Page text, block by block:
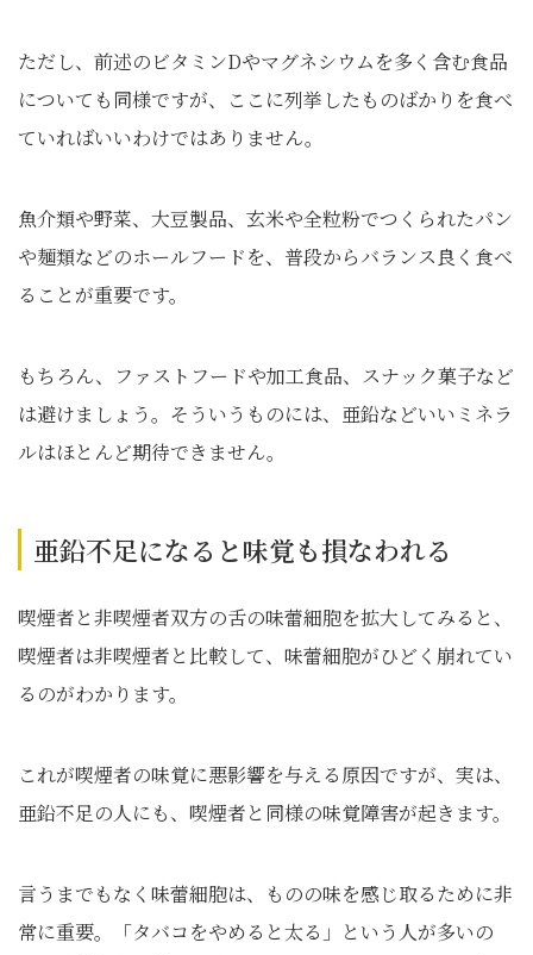
ただし、前述のビタミンDやマグネシウムを多く含む食品
についても同様ですが、ここに列挙したものばかりを食べ
ていればいいわけではありません。
魚介類や野菜、大豆製品、玄米や全粒粉でつくられたパン
や麺類などのホールフードを、普段からバランス良く食べ
ることが重要です。
もちろん、ファストフードや加工食品、スナック菓子など
は避けましょう。そういうものには、亜鉛などいいミネラ
ルはほとんど期待できません。
亜鉛不足になると味覚も損なわれる
喫煙者と非喫煙者双方の舌の味蕾細胞を拡大してみると、
喫煙者は非喫煙者と比較して、味蕾細胞がひどく崩れてい
るのがわかります。
これが喫煙者の味覚に悪影響を与える原因ですが、実は、
亜鉛不足の人にも、喫煙者と同様の味覚障害が起きます。
言うまでもなく味蕾細胞は、ものの味を感じ取るために非
常に重要。「タバコをやめると太る」という人が多いの